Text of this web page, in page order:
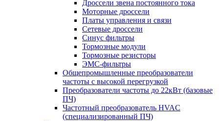
Дроссели звена постоянного тока
Моторные дроссели
Платы управления и связи
Сетевые дроссели
Синус фильтры
Тормозные модули
Тормозные резисторы
ЭМС-фильтры
Общепромышленные преобразователи
частоты с высокой перегрузкой
Преобразователи частоты до 22кВт (базовые
ПЧ)
Частотный преобразователь HVAC
(специализированный ПЧ)